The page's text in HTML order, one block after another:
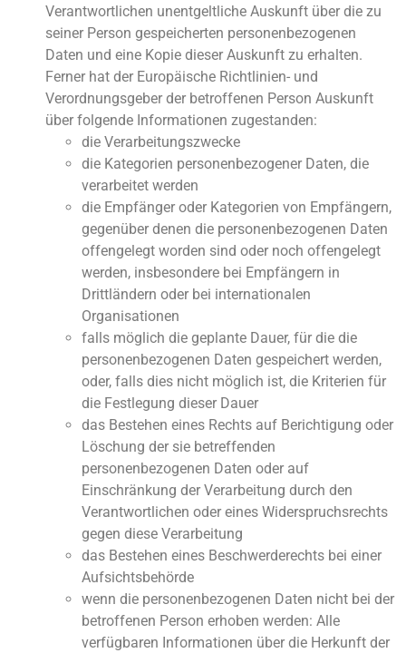
Verantwortlichen unentgeltliche Auskunft über die zu
seiner Person gespeicherten personenbezogenen
Daten und eine Kopie dieser Auskunft zu erhalten.
Ferner hat der Europäische Richtlinien- und
Verordnungsgeber der betroffenen Person Auskunft
über folgende Informationen zugestanden:
die Verarbeitungszwecke
die Kategorien personenbezogener Daten, die
verarbeitet werden
die Empfänger oder Kategorien von Empfängern,
gegenüber denen die personenbezogenen Daten
offengelegt worden sind oder noch offengelegt
werden, insbesondere bei Empfängern in
Drittländern oder bei internationalen
Organisationen
falls möglich die geplante Dauer, für die die
personenbezogenen Daten gespeichert werden,
oder, falls dies nicht möglich ist, die Kriterien für
die Festlegung dieser Dauer
das Bestehen eines Rechts auf Berichtigung oder
Löschung der sie betreffenden
personenbezogenen Daten oder auf
Einschränkung der Verarbeitung durch den
Verantwortlichen oder eines Widerspruchsrechts
gegen diese Verarbeitung
das Bestehen eines Beschwerderechts bei einer
Aufsichtsbehörde
wenn die personenbezogenen Daten nicht bei der
betroffenen Person erhoben werden: Alle
verfügbaren Informationen über die Herkunft der